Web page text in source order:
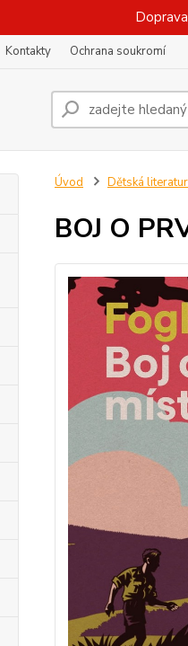
Kontakty Ochrana soukromí
Úvod Dětská
BOJ O